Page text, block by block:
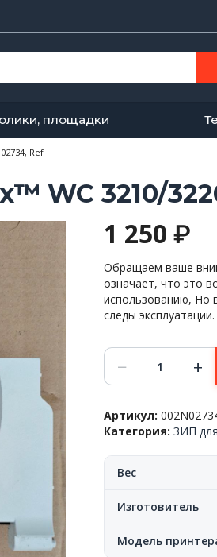
площадки
Ref
WC 3210/
1 250₽
Обращаем ваше
означает, что это
использованию, Но
следы эксплуатации.
Количество
товара
Задняя
в
сборе
WC
3210/3220,
Ref
− +
Артикул:
Категория:ЗИП
Вес
Изготовитель
Модель